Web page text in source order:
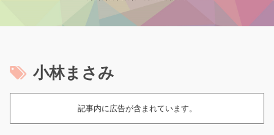
小林まさみ
記事内に広告が含まれています。